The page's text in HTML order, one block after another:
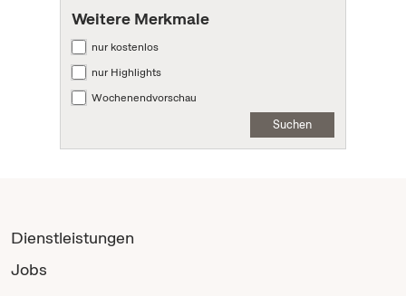
Weitere Merkmale
nur kostenlos
nur Highlights
Wochenendvorschau
Suchen
Dienstleistungen
Jobs